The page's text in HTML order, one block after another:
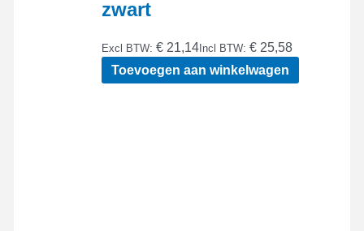
zwart
Excl BTW: € 21,14Incl BTW: € 25,58
Toevoegen aan winkelwagen